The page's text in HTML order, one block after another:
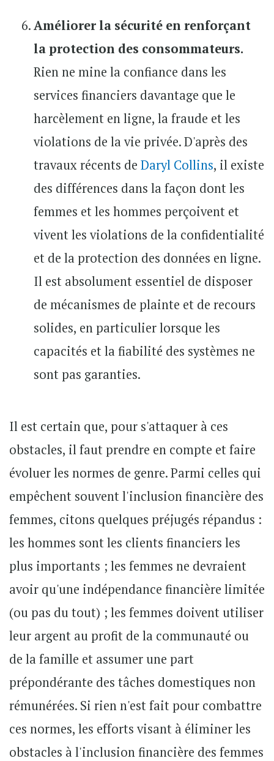
Améliorer la sécurité en renforçant
la protection des consommateurs.
Rien ne mine la confiance dans les
services financiers davantage que le
harcèlement en ligne, la fraude et les
violations de la vie privée. D'après des
travaux récents de Daryl Collins, il existe
des différences dans la façon dont les
femmes et les hommes perçoivent et
vivent les violations de la confidentialité
et de la protection des données en ligne.
Il est absolument essentiel de disposer
de mécanismes de plainte et de recours
solides, en particulier lorsque les
capacités et la fiabilité des systèmes ne
sont pas garanties.
Il est certain que, pour s'attaquer à ces
obstacles, il faut prendre en compte et faire
évoluer les normes de genre. Parmi celles qui
empêchent souvent l'inclusion financière des
femmes, citons quelques préjugés répandus :
les hommes sont les clients financiers les
plus importants ; les femmes ne devraient
avoir qu'une indépendance financière limitée
(ou pas du tout) ; les femmes doivent utiliser
leur argent au profit de la communauté ou
de la famille et assumer une part
prépondérante des tâches domestiques non
rémunérées. Si rien n'est fait pour combattre
ces normes, les efforts visant à éliminer les
obstacles à l'inclusion financière des femmes